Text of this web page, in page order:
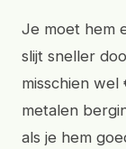
Je moet hem
slijt sneller
misschien wel
metalen
als je hem